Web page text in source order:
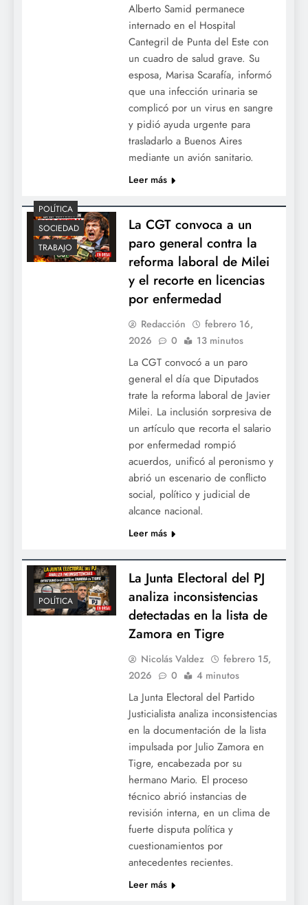
Alberto Samid permanece
internado en el Hospital
Cantegril de Punta del Este con
un cuadro de salud grave. Su
esposa, Marisa Scarafía, informó
que una infección urinaria se
complicó por un virus en sangre
y pidió ayuda urgente para
trasladarlo a Buenos Aires
mediante un avión sanitario.
Leer más
POLÍTICA
SOCIEDAD
TRABAJO
La CGT convoca a un
paro general contra la
reforma laboral de Milei
y el recorte en licencias
por enfermedad
Redacción
febrero 16,
2026
0 13 minutos
La CGT convocó a un paro
general el día que Diputados
trate la reforma laboral de Javier
Milei. La inclusión sorpresiva de
un artículo que recorta el salario
por enfermedad rompió
acuerdos, unificó al peronismo y
abrió un escenario de conflicto
social, político y judicial de
alcance nacional.
Leer más
POLÍTICA
La Junta Electoral del PJ
analiza inconsistencias
detectadas en la lista de
Zamora en Tigre
Nicolás Valdez
febrero 15,
2026
0 4 minutos
La Junta Electoral del Partido
Justicialista analiza inconsistencias
en la documentación de la lista
impulsada por Julio Zamora en
Tigre, encabezada por su
hermano Mario. El proceso
técnico abrió instancias de
revisión interna, en un clima de
fuerte disputa política y
cuestionamientos por
antecedentes recientes.
Leer más